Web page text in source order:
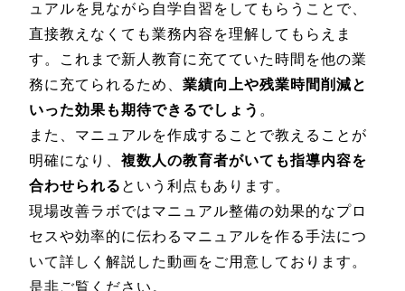
ュアルを見ながら自学自習をしてもらうことで、
直接教えなくても業務内容を理解してもらえま
す。これまで新人教育に充てていた時間を他の業
務に充てられるため、 業績向上や残業時間削減と
いった効果も期待できるでしょう 。
また、マニュアルを作成することで教えることが
明確になり、 複数人の教育者がいても指導内容を
合わせられる という利点もあります。
現場改善ラボではマニュアル整備の効果的なプロ
セスや効率的に伝わるマニュアルを作る手法につ
いて詳しく解説した動画をご用意しております。
是非ご覧ください。